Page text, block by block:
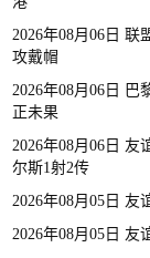
2026年08月06日 联
攻戴帽
2026年08月06日 巴
正未果
2026年08月06日 友
尔斯1射2传
2026年08月05日 友
2026年08月05日 友